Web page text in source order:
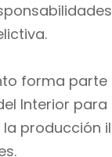
forma
Interior
producción